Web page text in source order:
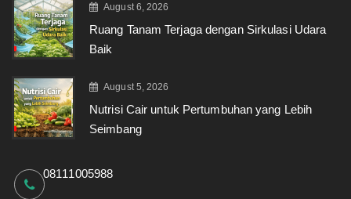
August 6, 2026
Ruang Tanam Terjaga dengan Sirkulasi Udara
Baik
August 5, 2026
Nutrisi Cair untuk Pertumbuhan yang Lebih
Seimbang
08111005988